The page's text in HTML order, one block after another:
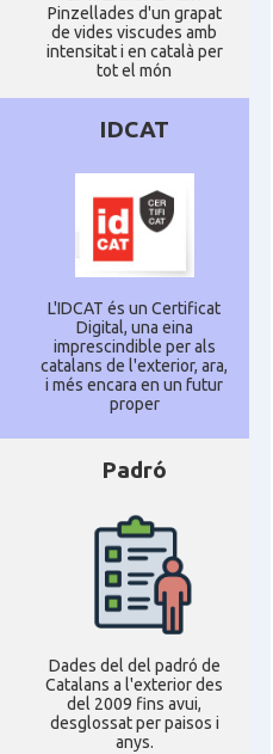
Pinzellades d'un grapat
de vides viscudes amb
intensitat i en català per
tot el món
IDCAT
L'IDCAT és un Certificat
Digital, una eina
imprescindible per als
catalans de l'exterior, ara,
i més encara en un futur
proper
Padró
Dades del del padró de
Catalans a l'exterior des
del 2009 fins avui,
desglossat per paisos i
anys.